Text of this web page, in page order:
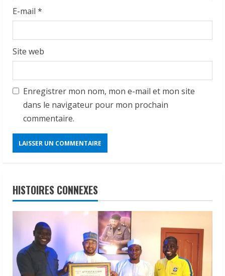
E-mail *
Site web
Enregistrer mon nom, mon e-mail et mon site
dans le navigateur pour mon prochain
commentaire.
HISTOIRES CONNEXES